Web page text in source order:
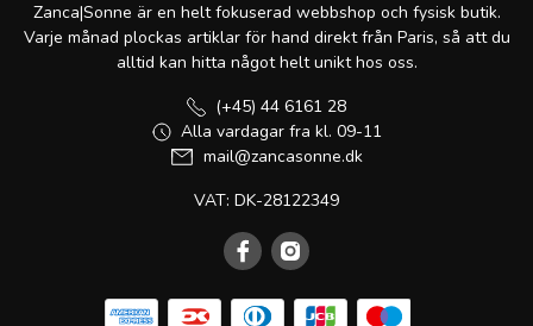
Zanca|Sonne är en helt fokuserad webbshop och fysisk butik.
Varje månad plockas artiklar för hand direkt från Paris, så att du
alltid kan hitta något helt unikt hos oss.
(+45) 44 6161 28
Alla vardagar fra kl. 09-11
mail@zancasonne.dk
VAT: DK-28122349